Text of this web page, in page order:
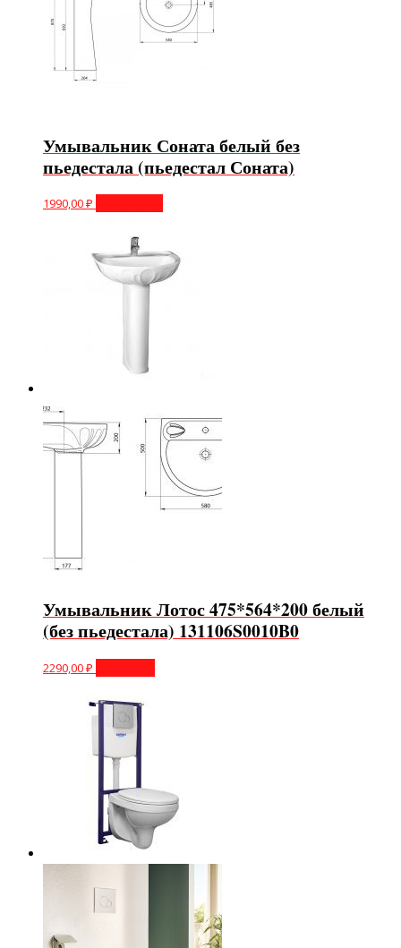
Умывальник Соната белый без
пьедестала (пьедестал Соната)
1990,00₽
Умывальник Лотос 475*564*200 белый
(без пьедестала) 131106S0010B0
2290,00₽